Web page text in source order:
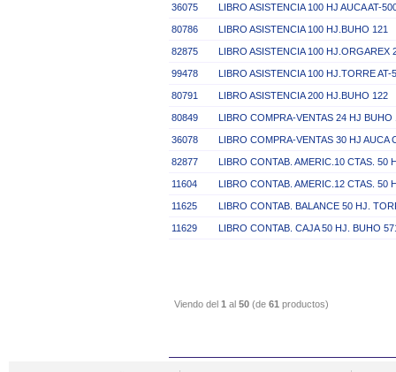
36075 LIBRO ASISTENCIA 100 HJ AUCA AT-
80786 LIBRO ASISTENCIA 100 HJ.BUHO 121
82875 LIBRO ASISTENCIA 100 HJ.ORGAREX
99478 LIBRO ASISTENCIA 100 HJ.TORRE AT-
80791 LIBRO ASISTENCIA 200 HJ.BUHO 122
80849 LIBRO COMPRA-VENTAS 24 HJ BUHO
36078 LIBRO COMPRA-VENTAS 30 HJ AUCA
82877 LIBRO CONTAB. AMERIC.10 CTAS. 50
11604 LIBRO CONTAB. AMERIC.12 CTAS. 50
11625 LIBRO CONTAB. BALANCE 50 HJ.
11629 LIBRO CONTAB. CAJA 50 HJ. BUHO
Viendo del 1 al 50 (de 61 productos)